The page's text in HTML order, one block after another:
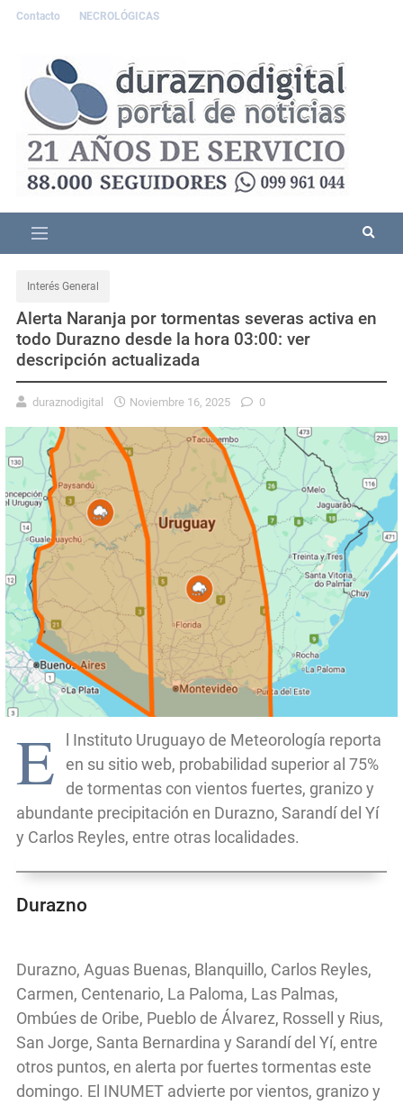
Contacto NECROLÓGICAS
Interés General
Alerta Naranja por tormentas severas activa en
todo Durazno desde la hora 03:00: ver
descripción actualizada
duraznodigital Noviembre 16, 2025 0
E
l Instituto Uruguayo de Meteorología reporta
en su sitio web, probabilidad superior al 75%
de tormentas con vientos fuertes, granizo y
abundante precipitación en Durazno, Sarandí del Yí
y Carlos Reyles, entre otras localidades.
Durazno
Durazno, Aguas Buenas, Blanquillo, Carlos Reyles,
Carmen, Centenario, La Paloma, Las Palmas,
Ombúes de Oribe, Pueblo de Álvarez, Rossell y Rius,
San Jorge, Santa Bernardina y Sarandí del Yí, entre
otros puntos, en alerta por fuertes tormentas este
domingo. El INUMET advierte por vientos, granizo y